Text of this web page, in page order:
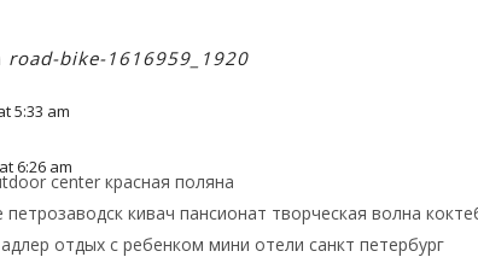
road-bike-1616959_1920
5:33 am
6:26 am
center красная поляна
кивач пансионат творческая волна
отдых с ребенком мини отели санкт петербург